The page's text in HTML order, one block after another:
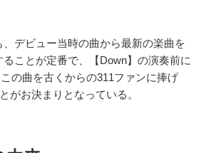
デビュー当時の曲から最新の楽曲を
ことが定番で、【Down】の演奏前に
の曲を古くからの311ファンに捧げ
がお決まりとなっている。